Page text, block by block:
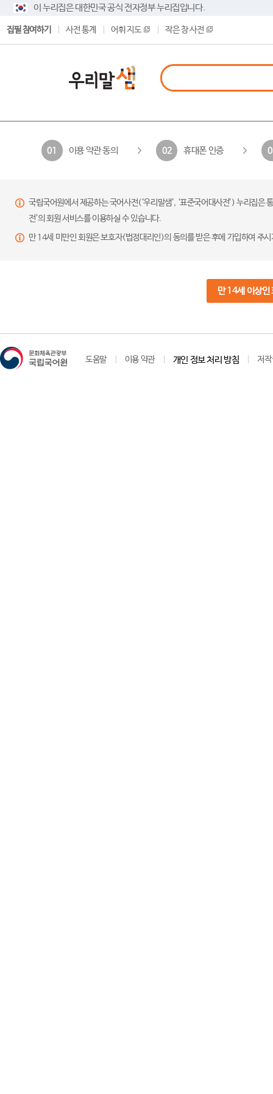
이 누리집은 대한민국 공식 전자정부 누리집입니다.
집필 참여하기 사전 통계 어휘 지도 작은 창 사전
01 이용 약관 동의 02 휴대폰 인증
국립국어원에서 제공하는 국어사전(‘우리말샘’, ‘표준국어대사전’) 누리집
전’의 회원 서비스를 이용하실 수 있습니다.
만 14세 미만인 회원은 보호자(법정대리인)의 동의를 받은 후에 가입하여 주
만 14세 이상인
도움말 이용 약관 개인 정보 처리 방침 저